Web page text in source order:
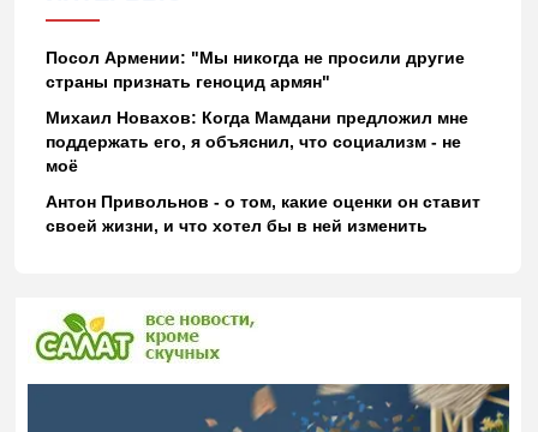
Посол Армении: "Мы никогда не просили другие
страны признать геноцид армян"
Михаил Новахов: Когда Мамдани предложил мне
поддержать его, я объяснил, что социализм - не
моё
Антон Привольнов - о том, какие оценки он ставит
своей жизни, и что хотел бы в ней изменить